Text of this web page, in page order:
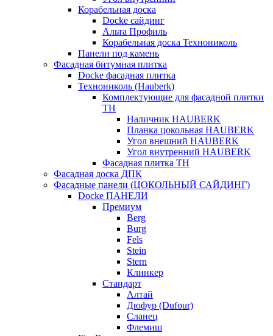
Корабельная доска
Docke сайдинг
Альта Профиль
Корабельная доска Технониколь
Панели под камень
Фасадная битумная плитка
Docke фасадная плитка
Технониколь (Hauberk)
Комплектующие для фасадной плитки
ТН
Наличник HAUBERK
Планка цокольная HAUBERK
Угол внешний HAUBERK
Угол внутренний HAUBERK
Фасадная плитка ТН
Фасадная доска ДПК
Фасадные панели (ЦОКОЛЬНЫЙ САЙДИНГ)
Docke ПАНЕЛИ
Премиум
Berg
Burg
Fels
Stein
Stern
Клинкер
Стандарт
Алтай
Дюфур (Dufour)
Сланец
Флемиш